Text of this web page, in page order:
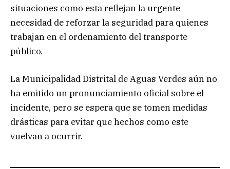
situaciones como esta reflejan la urgente
necesidad de reforzar la seguridad para quienes
trabajan en el ordenamiento del transporte
público.
La Municipalidad Distrital de Aguas Verdes aún no
ha emitido un pronunciamiento oficial sobre el
incidente, pero se espera que se tomen medidas
drásticas para evitar que hechos como este
vuelvan a ocurrir.